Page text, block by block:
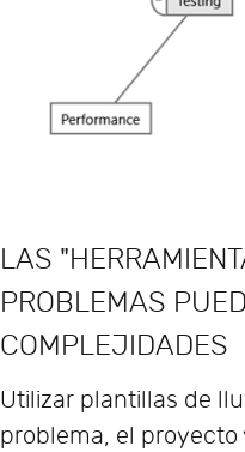
LAS
PROBLEMAS
COMPLEJIDADES
Utilizar plantillas de
problema, el